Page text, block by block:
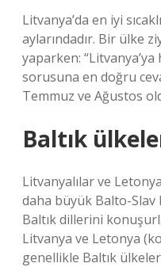
Litvanya’da en iyi
aylarındadır. Bir ülke
yaparken:
sorusuna en doğru
Temmuz ve Ağustos
Baltık
Litvanyalılar ve
daha büyük Balto-Slav
Baltık dillerini
Litvanya ve Letonya
genellikle Baltık